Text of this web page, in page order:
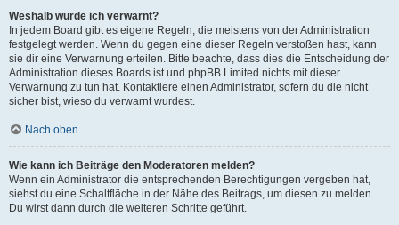
Weshalb wurde ich verwarnt?
In jedem Board gibt es eigene Regeln, die meistens von der Administration
festgelegt werden. Wenn du gegen eine dieser Regeln verstoßen hast, kann
sie dir eine Verwarnung erteilen. Bitte beachte, dass dies die Entscheidung der
Administration dieses Boards ist und phpBB Limited nichts mit dieser
Verwarnung zu tun hat. Kontaktiere einen Administrator, sofern du die nicht
sicher bist, wieso du verwarnt wurdest.
Nach oben
Wie kann ich Beiträge den Moderatoren melden?
Wenn ein Administrator die entsprechenden Berechtigungen vergeben hat,
siehst du eine Schaltfläche in der Nähe des Beitrags, um diesen zu melden.
Du wirst dann durch die weiteren Schritte geführt.